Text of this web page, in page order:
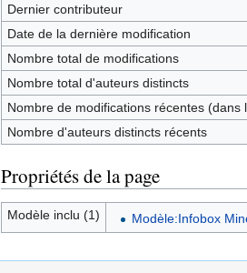
Dernier contributeur
Date de la dernière modification
Nombre total de modifications
Nombre total d'auteurs distincts
Nombre de modifications récentes (dans
Nombre d'auteurs distincts récents
Propriétés de la page
Modèle inclu (1) Modèle:Infobox